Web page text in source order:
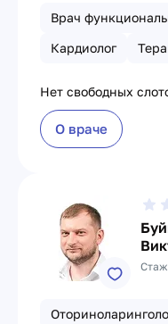
Врач
Кардиолог
Нет свободных
О враче
Стаж